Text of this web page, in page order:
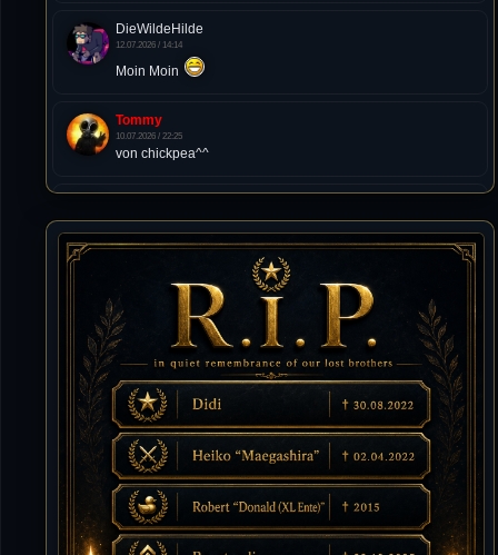
DieWildeHilde
12.07.2026 / 14:14
Moin Moin
Tommy
10.07.2026 / 22:25
von chickpea^^
10.07.2026 / 22:25
Letzte Aktivität:
27. Dez 2023, 22:48
DieWildeHilde
10.07.2026 / 12:48
Happy Birthday Chickpea
DieWildeHilde
10.07.2026 / 10:08
Hallo meine Lieben!
Isimiyaki
10.07.2026 / 00:34
Alles gute chickpea